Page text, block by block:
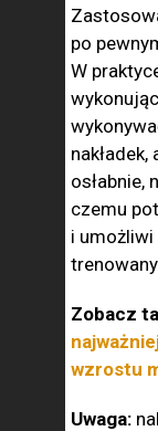
po
W
osłabnie,
czemu
i
Zobacz
wzrostu
Uwaga: